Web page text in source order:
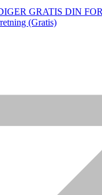
GRATIS DIN
(Gratis)